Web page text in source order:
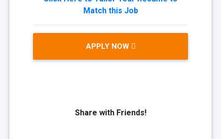
Match this Job
APPLY NOW
Share with Friends!